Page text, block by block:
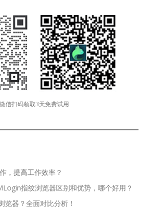
微信扫码领取3天免费试用
，提高工作效率？
指纹浏览器区别和优势，哪个好用？
览器？全面对比分析！